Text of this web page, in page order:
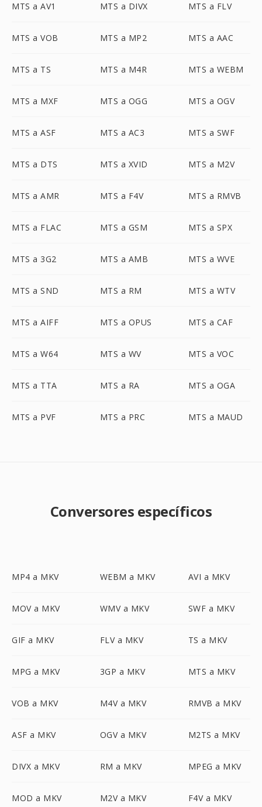
MTS a AV1 MTS a DIVX MTS a FLV
MTS a VOB MTS a MP2 MTS a AAC
MTS a TS MTS a M4R MTS a WEBM
MTS a MXF MTS a OGG MTS a OGV
MTS a ASF MTS a AC3 MTS a SWF
MTS a DTS MTS a XVID MTS a M2V
MTS a AMR MTS a F4V MTS a RMVB
MTS a FLAC MTS a GSM MTS a SPX
MTS a 3G2 MTS a AMB MTS a WVE
MTS a SND MTS a RM MTS a WTV
MTS a AIFF MTS a OPUS MTS a CAF
MTS a W64 MTS a WV MTS a VOC
MTS a TTA MTS a RA MTS a OGA
MTS a PVF MTS a PRC MTS a MAUD
Conversores específicos
MP4 a MKV WEBM a MKV AVI a MKV
MOV a MKV WMV a MKV SWF a MKV
GIF a MKV FLV a MKV TS a MKV
MPG a MKV 3GP a MKV MTS a MKV
VOB a MKV M4V a MKV RMVB a MKV
ASF a MKV OGV a MKV M2TS a MKV
DIVX a MKV RM a MKV MPEG a MKV
MOD a MKV M2V a MKV F4V a MKV